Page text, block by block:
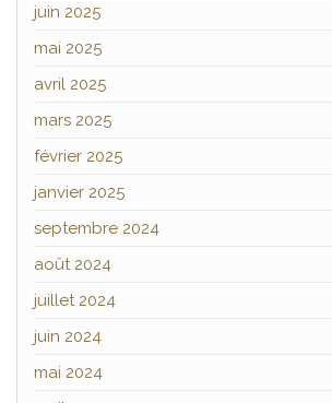
juin 2025
mai 2025
avril 2025
mars 2025
février 2025
janvier 2025
septembre 2024
août 2024
juillet 2024
juin 2024
mai 2024